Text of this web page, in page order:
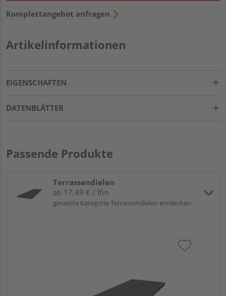
Komplettangebot anfragen
Artikelinformationen
EIGENSCHAFTEN
DATENBLÄTTER
Passende Produkte
Terrassendielen
ab 17,49 € / lfm
gesamte Kategorie Terrassendielen entdecken